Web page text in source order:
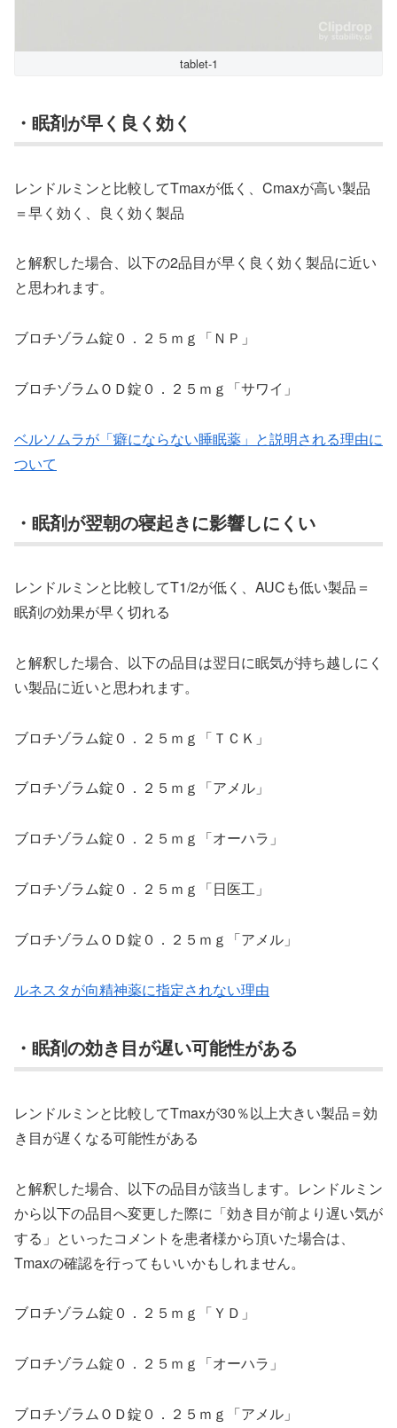
tablet-1
・眠剤が早く良く効く
レンドルミンと比較してTmaxが低く、Cmaxが高い製品
＝早く効く、良く効く製品
と解釈した場合、以下の2品目が早く良く効く製品に近い
と思われます。
ブロチゾラム錠０．２５ｍｇ「ＮＰ」
ブロチゾラムＯＤ錠０．２５ｍｇ「サワイ」
ベルソムラが「癖にならない睡眠薬」と説明される理由に
ついて
・眠剤が翌朝の寝起きに影響しにくい
レンドルミンと比較してT1/2が低く、AUCも低い製品＝
眠剤の効果が早く切れる
と解釈した場合、以下の品目は翌日に眠気が持ち越しにく
い製品に近いと思われます。
ブロチゾラム錠０．２５ｍｇ「ＴＣＫ」
ブロチゾラム錠０．２５ｍｇ「アメル」
ブロチゾラム錠０．２５ｍｇ「オーハラ」
ブロチゾラム錠０．２５ｍｇ「日医工」
ブロチゾラムＯＤ錠０．２５ｍｇ「アメル」
ルネスタが向精神薬に指定されない理由
・眠剤の効き目が遅い可能性がある
レンドルミンと比較してTmaxが30％以上大きい製品＝効
き目が遅くなる可能性がある
と解釈した場合、以下の品目が該当します。レンドルミン
から以下の品目へ変更した際に「効き目が前より遅い気が
する」といったコメントを患者様から頂いた場合は、
Tmaxの確認を行ってもいいかもしれません。
ブロチゾラム錠０．２５ｍｇ「ＹＤ」
ブロチゾラム錠０．２５ｍｇ「オーハラ」
ブロチゾラムＯＤ錠０．２５ｍｇ「アメル」